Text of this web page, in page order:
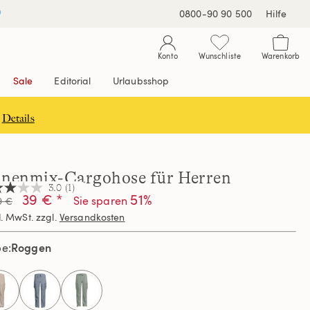
0800-90 90 500 Hilfe
Konto Wunschliste Warenkorb
Sale Editorial Urlaubsshop
Details
Cargohose für Herren
3.0 (1)
€ 39 € * Sie sparen 51%
MwSt. zzgl. Versandkosten
Roggen
selected